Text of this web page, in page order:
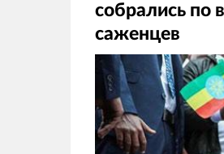
собрались по
саженцев